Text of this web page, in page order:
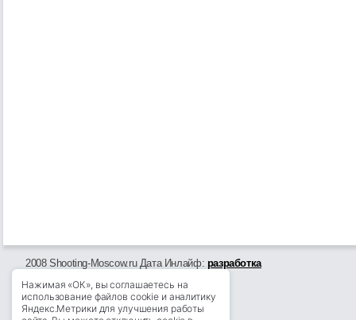
2008 Shooting-Moscow.ru Дата Инлайф: разработка
Нажимая «ОК», вы соглашаетесь на
использование файлов cookie и аналитику
Яндекс.Метрики для улучшения работы